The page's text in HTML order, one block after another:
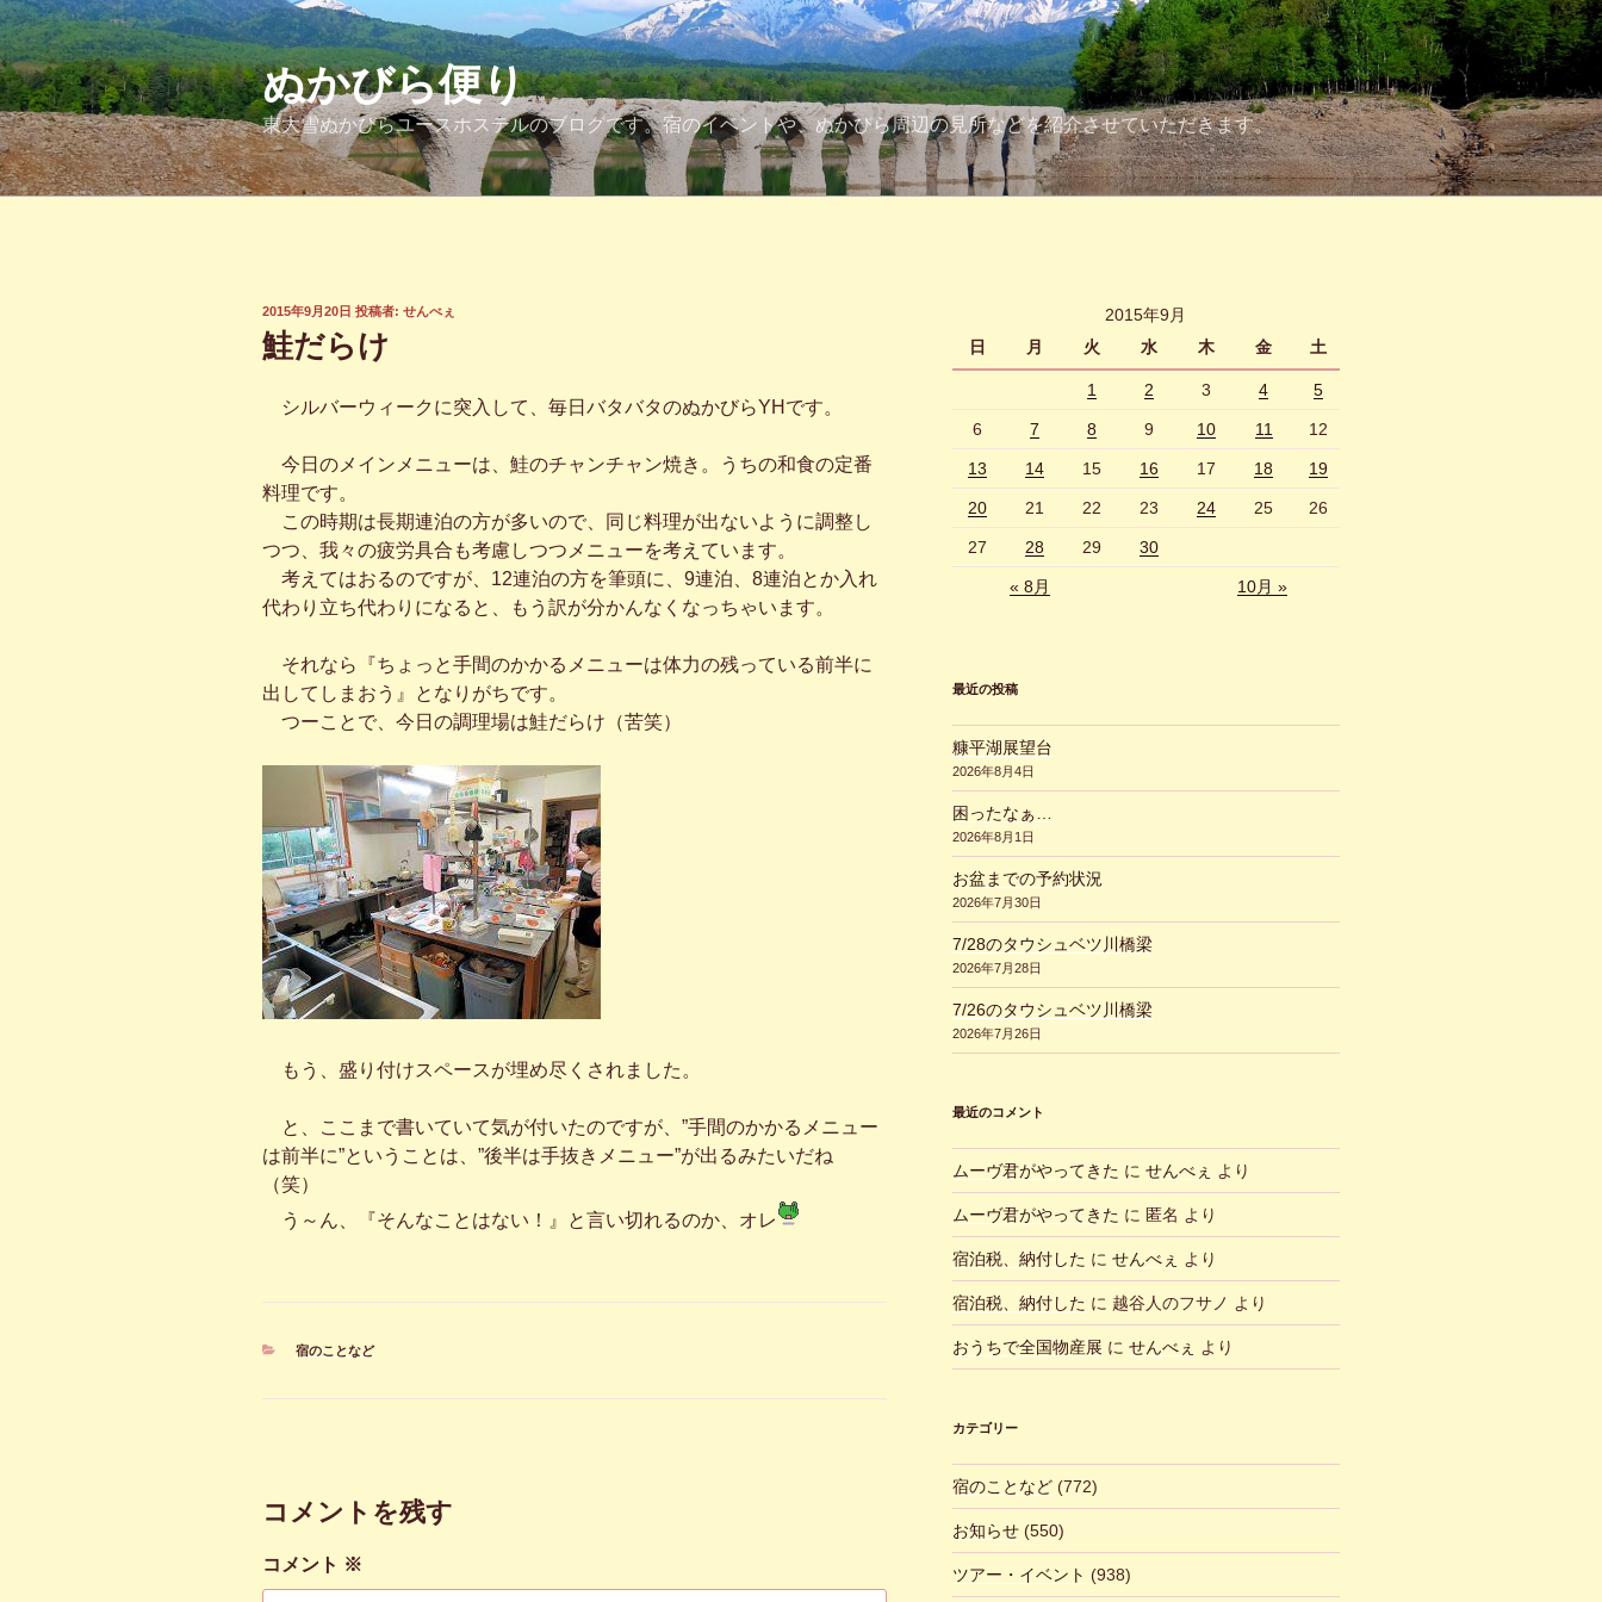
コ
ン
テ
ン
ツ
へ
ス
ぬかびら便り
東大雪ぬかびらユースホステルのブログです。宿のイベントや、ぬかびら周辺の見所などを紹介させていただきます。
投
稿
日:
2015年9月20日 投稿者: せんべぇ
鮭だらけ
シルバーウィークに突入して、毎日バタバタのぬかびらYHです。
今日のメインメニューは、鮭のチャンチャン焼き。うちの和食の定番
料理です。
この時期は長期連泊の方が多いので、同じ料理が出ないように調整し
つつ、我々の疲労具合も考慮しつつメニューを考えています。
考えてはおるのですが、12連泊の方を筆頭に、9連泊、8連泊とか入れ
代わり立ち代わりになると、もう訳が分かんなくなっちゃいます。
それなら『ちょっと手間のかかるメニューは体力の残っている前半に
出してしまおう』となりがちです。
つーことで、今日の調理場は鮭だらけ（苦笑）
もう、盛り付けスペースが埋め尽くされました。
と、ここまで書いていて気が付いたのですが、”手間のかかるメニュー
は前半に”ということは、”後半は手抜きメニュー”が出るみたいだね
（笑）
う～ん、『そんなことはない！』と言い切れるのか、オレ
カ
宿のことなど
コメントを残す
コメント ※
2015年9月
日
月 火 水 木 金 土
1 2 3 4 5
6 7 8 9 10 11 12
13 14 15 16 17 18 19
20 21 22 23 24 25 26
27 28 29 30
« 8月 10月 »
最近の投稿
糠平湖展望台
2026年8月4日
困ったなぁ…
2026年8月1日
お盆までの予約状況
2026年7月30日
7/28のタウシュベツ川橋梁
2026年7月28日
7/26のタウシュベツ川橋梁
2026年7月26日
最近のコメント
ムーヴ君がやってきた に せんべぇ より
ムーヴ君がやってきた に 匿名 より
宿泊税、納付した に せんべぇ より
宿泊税、納付した に 越谷人のフサノ より
おうちで全国物産展 に せんべぇ より
カテゴリー
宿のことなど(772)
お知らせ(550)
ツアー・イベント (938)